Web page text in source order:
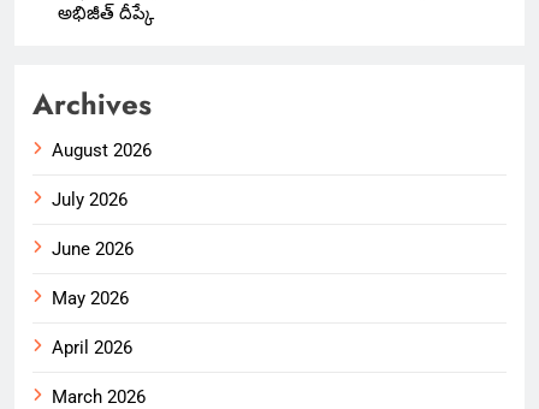
అభిజీత్ దీప్కే
Archives
August 2026
July 2026
June 2026
May 2026
April 2026
March 2026